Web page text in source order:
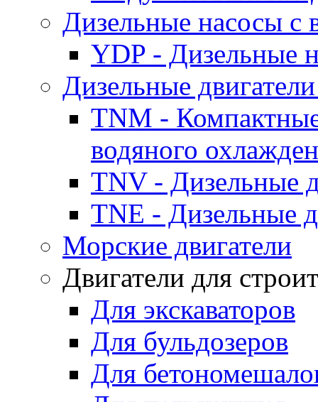
Дизельные насосы
YDP - Дизельные
Дизельные
TNM -
водяного
TNV - Дизельные
TNE - Дизельные
Морские двигатели
Двигатели для
Для экскаваторов
Для бульдозеров
Для